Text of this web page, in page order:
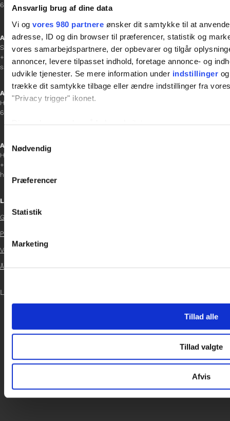
Ansvarlig brug af dine data
Vi og vores 980 partnere ønsker dit samtykke til at
adresse, ID og din browser til præferencer, statistik og
vores samarbejdspartnere, der opbevarer og tilgår
annoncer, levere tilpasset indhold, foretage annonce- og
udvikle tjenester. Se mere information under indstillinger
trække dit samtykke tilbage eller ændre indstillinger fra
"Privacy trigger" ikonet.
Vi bruger cookies til at tilpasse vores indhold og annoncer,
data med andre oplysninger, du har givet dem, eller som de
Nødvendig
Præferencer
Statistik
Marketing
Tillad alle
Tillad valgte
Afvis
6700 Esbjerg
Afdelingschef
Sanne Hansen
+45 23 69 19 35
sanne.h@gladfonden.dk
Aabenraa
H P Hanssens Gade 23, 2.
6200 Aabenraa
Afdelingschef
Helene Teichert
+45 29 37 32 41
helene.t@gladfonden.dk
Links
Glad Fonden
Persondatapolitik
Vedtægter
Årsrapport 2024
LOG IND